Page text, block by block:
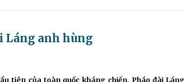
trị
Lịch sử LLVT nhân dân Thủ đô Hà
Láng anh hùng
tiên của toàn quốc kháng chiến, Pháo đài